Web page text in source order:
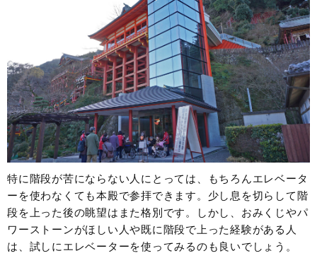
特に階段が苦にならない人にとっては、もちろんエレベータ
ーを使わなくても本殿で参拝できます。少し息を切らして階
段を上った後の眺望はまた格別です。しかし、おみくじやパ
ワーストーンがほしい人や既に階段で上った経験がある人
は、試しにエレベーターを使ってみるのも良いでしょう。